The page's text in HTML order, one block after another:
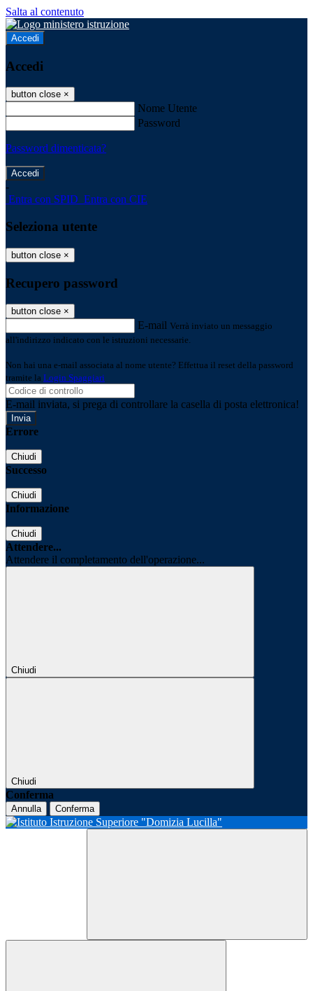
Salta al contenuto
Accedi
Accedi
button close ×
Nome Utente
Password
Password dimenticata?
-
Entra con SPID Entra con CIE
Seleziona utente
button close ×
Recupero password
button close ×
E-mail Verrà inviato un messaggio
all'indirizzo indicato con le istruzioni necessarie.
Non hai una e-mail associata al nome utente? Effettua il reset della password
tramite la Login Spaggiari
E-mail inviata, si prega di controllare la casella di posta elettronica!
Errore
Chiudi
Successo
Chiudi
Informazione
Chiudi
Attendere...
Attendere il completamento dell'operazione...
Chiudi
Chiudi
Conferma
Annulla Conferma